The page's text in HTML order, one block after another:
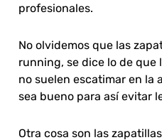
profesionales.
No olvidemos que las
running, se dice lo de que
no suelen escatimar en la
sea bueno para así evitar
Otra cosa son las